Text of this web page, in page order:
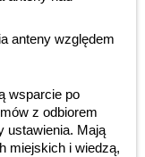
anteny względem
wsparcie po
z odbiorem
ustawienia. Mają
miejskich i wiedzą,